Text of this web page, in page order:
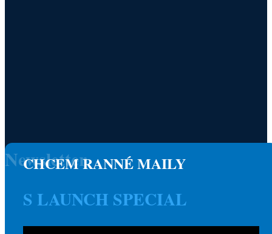
CHCEM RANNÉ MAILY
S LAUNCH SPECIAL
Newsletter